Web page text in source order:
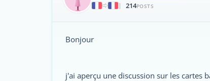
|
214POSTS
Bonjour
j'ai aperçu une discussion sur les cartes